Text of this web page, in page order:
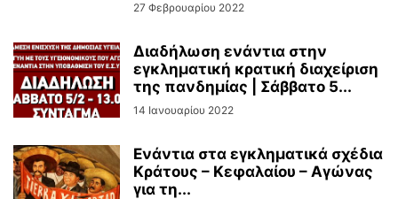
27 Φεβρουαρίου 2022
Διαδήλωση ενάντια στην
εγκληματική κρατική διαχείριση
της πανδημίας | Σάββατο 5...
14 Ιανουαρίου 2022
Ενάντια στα εγκληματικά σχέδια
Κράτους – Κεφαλαίου – Αγώνας
για τη...